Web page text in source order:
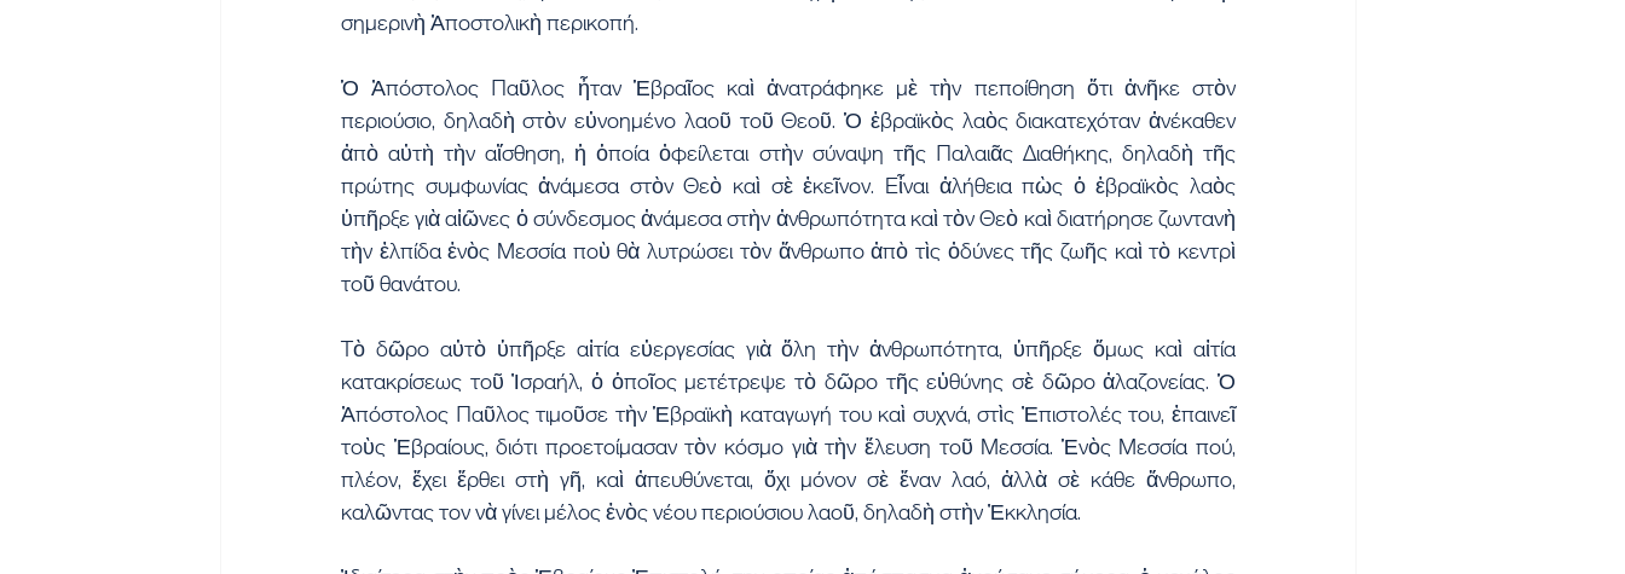
σημερινὴ Ἀποστολικὴ περικοπή.
Ὁ Ἀπόστολος Παῦλος ἦταν Ἑβραῖος καὶ ἀνατράφηκε μὲ τὴν πεποίθηση ὅτι ἀνῆκε στὸν
περιούσιο, δηλαδὴ στὸν εὐνοημένο λαοῦ τοῦ Θεοῦ. Ὁ ἑβραϊκὸς λαὸς διακατεχόταν ἀνέκαθεν
ἀπὸ αὐτὴ τὴν αἴσθηση, ἡ ὁποία ὀφείλεται στὴν σύναψη τῆς Παλαιᾶς Διαθήκης, δηλαδὴ τῆς
πρώτης συμφωνίας ἀνάμεσα στὸν Θεὸ καὶ σὲ ἐκεῖνον. Εἶναι ἀλήθεια πὼς ὁ ἑβραϊκὸς λαὸς
ὑπῆρξε γιὰ αἰῶνες ὁ σύνδεσμος ἀνάμεσα στὴν ἀνθρωπότητα καὶ τὸν Θεὸ καὶ διατήρησε ζωντανὴ
τὴν ἐλπίδα ἑνὸς Μεσσία ποὺ θὰ λυτρώσει τὸν ἄνθρωπο ἀπὸ τὶς ὀδύνες τῆς ζωῆς καὶ τὸ κεντρὶ
τοῦ θανάτου.
Τὸ δῶρο αὐτὸ ὑπῆρξε αἰτία εὐεργεσίας γιὰ ὅλη τὴν ἀνθρωπότητα, ὑπῆρξε ὅμως καὶ αἰτία
κατακρίσεως τοῦ Ἰσραήλ, ὁ ὁποῖος μετέτρεψε τὸ δῶρο τῆς εὐθύνης σὲ δῶρο ἀλαζονείας. Ὁ
Ἀπόστολος Παῦλος τιμοῦσε τὴν Ἑβραϊκὴ καταγωγή του καὶ συχνά, στὶς Ἐπιστολές του, ἐπαινεῖ
τοὺς Ἑβραίους, διότι προετοίμασαν τὸν κόσμο γιὰ τὴν ἔλευση τοῦ Μεσσία. Ἑνὸς Μεσσία πού,
πλέον, ἔχει ἔρθει στὴ γῆ, καὶ ἀπευθύνεται, ὄχι μόνον σὲ ἕναν λαό, ἀλλὰ σὲ κάθε ἄνθρωπο,
καλῶντας τον νὰ γίνει μέλος ἑνὸς νέου περιούσιου λαοῦ, δηλαδὴ στὴν Ἐκκλησία.